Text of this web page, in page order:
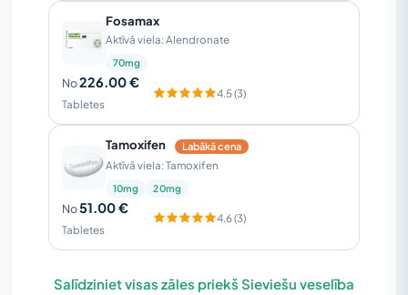
Fosamax
Aktīvā viela: Alendronate
70mg
No226.00 €
Tabletes
4.5 (3)
Tamoxifen Labākā cena
Aktīvā viela: Tamoxifen
10mg 20mg
No51.00 €
Tabletes
4.6 (3)
Salīdziniet visas zāles priekš Sieviešu veselība